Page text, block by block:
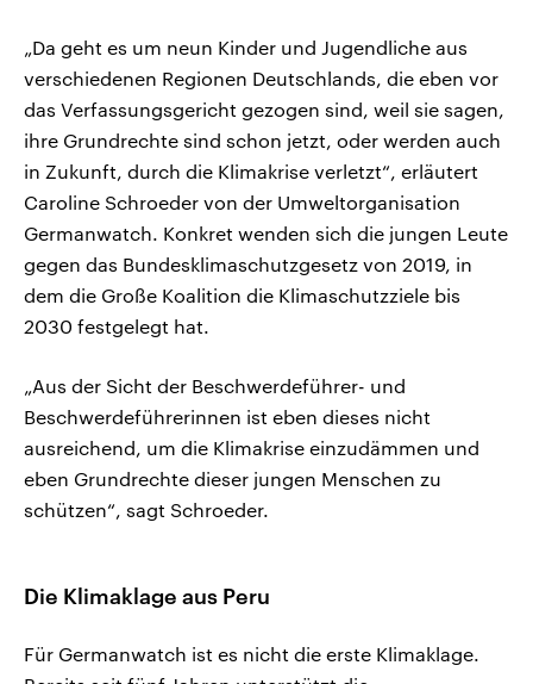
„Da geht es um neun Kinder und Jugendliche aus
verschiedenen Regionen Deutschlands, die eben vor
das Verfassungsgericht gezogen sind, weil sie sagen,
ihre Grundrechte sind schon jetzt, oder werden auch
in Zukunft, durch die Klimakrise verletzt“, erläutert
Caroline Schroeder von der Umweltorganisation
Germanwatch. Konkret wenden sich die jungen Leute
gegen das Bundesklimaschutzgesetz von 2019, in
dem die Große Koalition die Klimaschutzziele bis
2030 festgelegt hat.
„Aus der Sicht der Beschwerdeführer- und
Beschwerdeführerinnen ist eben dieses nicht
ausreichend, um die Klimakrise einzudämmen und
eben Grundrechte dieser jungen Menschen zu
schützen“, sagt Schroeder.
Die Klimaklage aus Peru
Für Germanwatch ist es nicht die erste Klimaklage.